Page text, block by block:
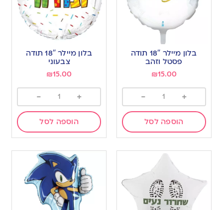
בלון מיילר 18″ תודה
פסטל וזהב
₪15.00
+
-
הוספה לסל
בלון מיילר 18″ תודה
צבעוני
₪15.00
+
-
הוספה לסל